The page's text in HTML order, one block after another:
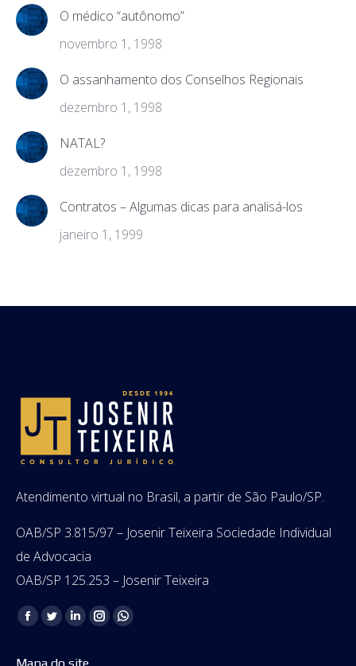
O médico “autônomo”
novembro 1, 1998
O assanhamento dos Conselhos Regionais
dezembro 1, 1998
NATAL?
dezembro 1, 1998
Contratos – Algumas dicas para analisá-los
janeiro 1, 1999
Atendimento virtual no Brasil, a partir de São Paulo/SP.
OAB/SP 3.815/97 – Josenir Teixeira Sociedade Individual
de Advocacia
OAB/SP 125.253 – Josenir Teixeira
Encontre-nos em:
Facebook
TwitterLinkedinInstagramWhatsapp